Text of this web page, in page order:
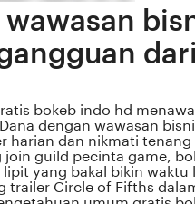
bokeb indo hd
dengan wawasan
harian dan nikmati
guild pecinta game,
yang bakal bikin waktu
trailer Circle of Fifths